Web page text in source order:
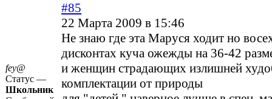
fey@
Статус —
Школьник
#85
22 Марта 2009 в 15:46
Не знаю где эта Маруся ходит но
дисконтах куча ожежды на 36-42
и женщин страдающих излишней
комплектации от природы